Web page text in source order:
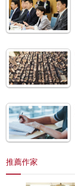
推薦作家